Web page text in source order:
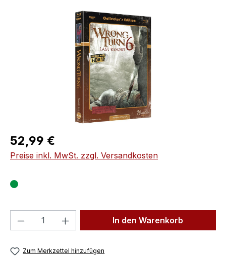
Bildergalerie überspringen
Regulärer Preis:
52,99 €
Preise inkl. MwSt. zzgl. Versandkosten
Produkt Anzahl: Gib denIn den Warenkorb
Zum Merkzettel hinzufügen